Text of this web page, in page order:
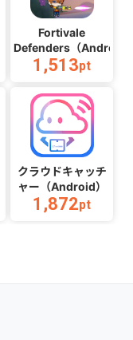
Fortivale
Defenders（Android
1,513pt
クラウドキャッチ
ャー（Android）
1,872pt